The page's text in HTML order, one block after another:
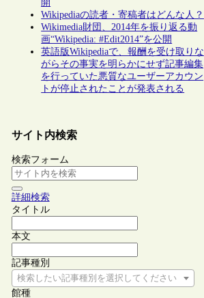
開
Wikipediaの読者・寄稿者はどんな人？
Wikimedia財団、2014年を振り返る動
画“Wikipedia: #Edit2014”を公開
英語版Wikipediaで、報酬を受け取りな
がらその事実を明らかにせず記事編集
を行っていた悪質なユーザーアカウン
トが停止されたことが発表される
サイト内検索
検索フォーム
詳細検索
タイトル
本文
記事種別
検索したい記事種別を選択してください
館種